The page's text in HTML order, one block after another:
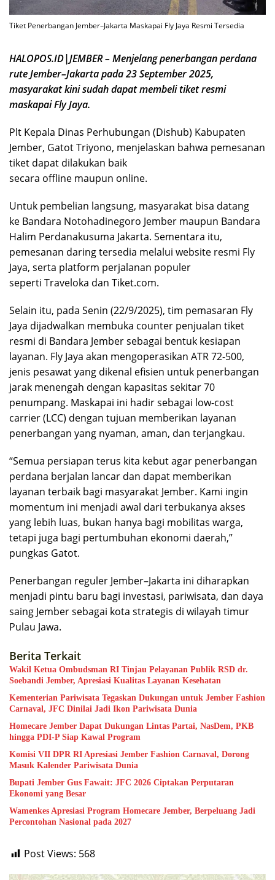
Tiket Penerbangan Jember–Jakarta Maskapai Fly Jaya Resmi Tersedia
HALOPOS.ID|JEMBER – Menjelang penerbangan perdana
rute Jember–Jakarta pada 23 September 2025,
masyarakat kini sudah dapat membeli tiket resmi
maskapai Fly Jaya.
Plt Kepala Dinas Perhubungan (Dishub) Kabupaten
Jember, Gatot Triyono, menjelaskan bahwa pemesanan
tiket dapat dilakukan baik
secara offline maupun online.
Untuk pembelian langsung, masyarakat bisa datang
ke Bandara Notohadinegoro Jember maupun Bandara
Halim Perdanakusuma Jakarta. Sementara itu,
pemesanan daring tersedia melalui website resmi Fly
Jaya, serta platform perjalanan populer
seperti Traveloka dan Tiket.com.
Selain itu, pada Senin (22/9/2025), tim pemasaran Fly
Jaya dijadwalkan membuka counter penjualan tiket
resmi di Bandara Jember sebagai bentuk kesiapan
layanan. Fly Jaya akan mengoperasikan ATR 72-500,
jenis pesawat yang dikenal efisien untuk penerbangan
jarak menengah dengan kapasitas sekitar 70
penumpang. Maskapai ini hadir sebagai low-cost
carrier (LCC) dengan tujuan memberikan layanan
penerbangan yang nyaman, aman, dan terjangkau.
“Semua persiapan terus kita kebut agar penerbangan
perdana berjalan lancar dan dapat memberikan
layanan terbaik bagi masyarakat Jember. Kami ingin
momentum ini menjadi awal dari terbukanya akses
yang lebih luas, bukan hanya bagi mobilitas warga,
tetapi juga bagi pertumbuhan ekonomi daerah,”
pungkas Gatot.
Penerbangan reguler Jember–Jakarta ini diharapkan
menjadi pintu baru bagi investasi, pariwisata, dan daya
saing Jember sebagai kota strategis di wilayah timur
Pulau Jawa.
Berita Terkait
Wakil Ketua Ombudsman RI Tinjau Pelayanan Publik RSD dr.
Soebandi Jember, Apresiasi Kualitas Layanan Kesehatan
Kementerian Pariwisata Tegaskan Dukungan untuk Jember Fashion
Carnaval, JFC Dinilai Jadi Ikon Pariwisata Dunia
Homecare Jember Dapat Dukungan Lintas Partai, NasDem, PKB
hingga PDI-P Siap Kawal Program
Komisi VII DPR RI Apresiasi Jember Fashion Carnaval, Dorong
Masuk Kalender Pariwisata Dunia
Bupati Jember Gus Fawait: JFC 2026 Ciptakan Perputaran
Ekonomi yang Besar
Wamenkes Apresiasi Program Homecare Jember, Berpeluang Jadi
Percontohan Nasional pada 2027
Post Views: 568